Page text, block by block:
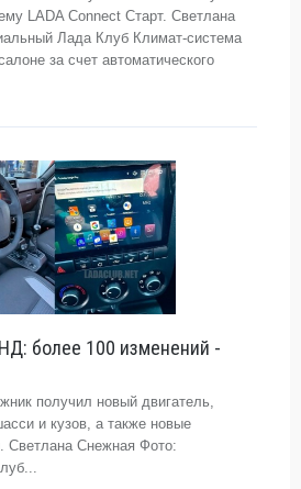
LADA Connect Старт. Светлана
Лада Клуб Климат-система
за счет автоматического
более 100 изменений -
получил новый двигатель,
и кузов, а также новые
Светлана Снежная Фото: